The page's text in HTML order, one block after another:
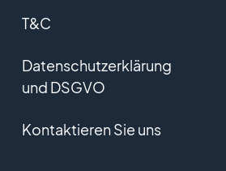
T&C
Datenschutzerklärung
und DSGVO
Kontaktieren Sie uns